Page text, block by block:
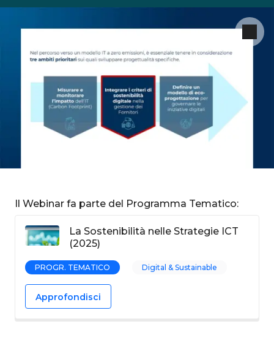
Il Webinar fa parte del Programma Tematico:
La Sostenibilità nelle Strategie ICT
(2025)
PROGR. TEMATICO Digital & Sustainable
Approfondisci